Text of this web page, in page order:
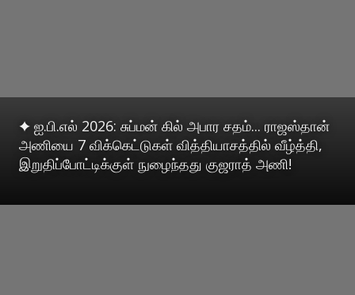
✦ ஐ.பி.எல் 2026: சுப்மன் கில் அபார சதம்... ராஜஸ்தான்
அணியை 7 விக்கெட்டுகள் வித்தியாசத்தில் வீழ்த்தி,
இறுதிப்போட்டிக்குள் நுழைந்தது குஜராத் அணி!